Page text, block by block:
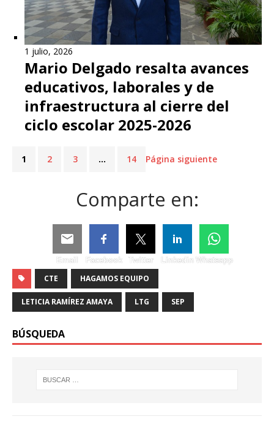
1 julio, 2026
Mario Delgado resalta avances
educativos, laborales y de
infraestructura al cierre del
ciclo escolar 2025-2026
1 2 3 … 14 Página siguiente
Comparte en:
Email Facebook Twitter Linkedin Whatsapp
CTE HAGAMOS EQUIPO
LETICIA RAMÍREZ AMAYA LTG SEP
BÚSQUEDA